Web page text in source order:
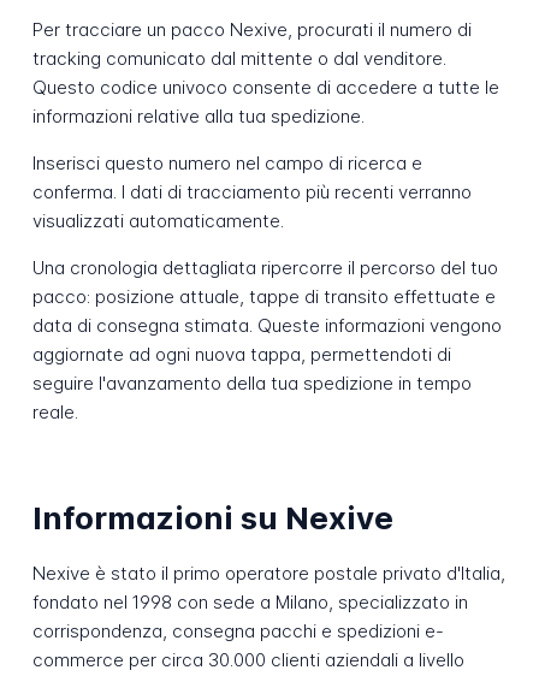
Per tracciare un pacco Nexive, procurati il numero di
tracking comunicato dal mittente o dal venditore.
Questo codice univoco consente di accedere a tutte le
informazioni relative alla tua spedizione.
Inserisci questo numero nel campo di ricerca e
conferma. I dati di tracciamento più recenti verranno
visualizzati automaticamente.
Una cronologia dettagliata ripercorre il percorso del tuo
pacco: posizione attuale, tappe di transito effettuate e
data di consegna stimata. Queste informazioni vengono
aggiornate ad ogni nuova tappa, permettendoti di
seguire l'avanzamento della tua spedizione in tempo
reale.
Informazioni su Nexive
Nexive è stato il primo operatore postale privato d'Italia,
fondato nel 1998 con sede a Milano, specializzato in
corrispondenza, consegna pacchi e spedizioni e-
commerce per circa 30.000 clienti aziendali a livello